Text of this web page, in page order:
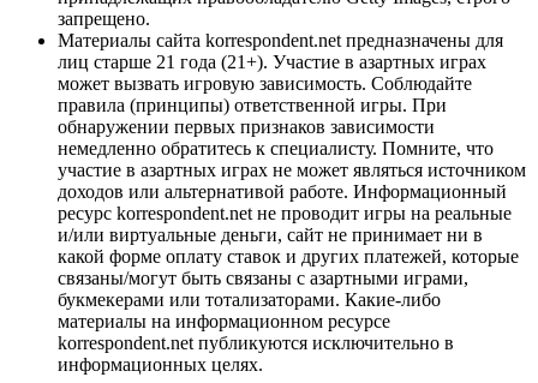
запрещено.
Материалы сайта korrespondent.net предназначены для
лиц старше 21 года (21+). Участие в азартных играх
может вызвать игровую зависимость. Соблюдайте
правила (принципы) ответственной игры. При
обнаружении первых признаков зависимости
немедленно обратитесь к специалисту. Помните, что
участие в азартных играх не может являться источником
доходов или альтернативой работе. Информационный
ресурс korrespondent.net не проводит игры на реальные
и/или виртуальные деньги, сайт не принимает ни в
какой форме оплату ставок и других платежей, которые
связаны/могут быть связаны с азартными играми,
букмекерами или тотализаторами. Какие-либо
материалы на информационном ресурсе
korrespondent.net публикуются исключительно в
информационных целях.